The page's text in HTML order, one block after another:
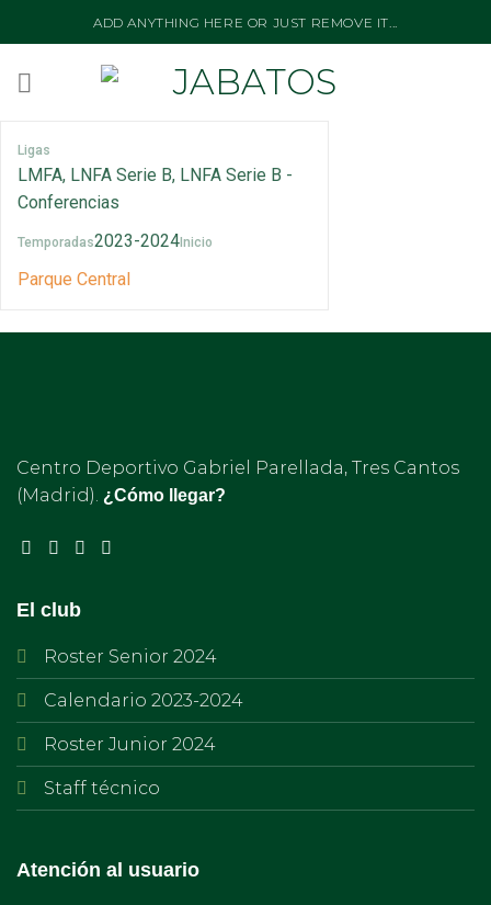
to
ADD ANYTHING HERE OR JUST REMOVE IT...
Ligas
LMFA, LNFA Serie B, LNFA Serie B -
Conferencias
Temporadas2023-2024 Inicio
Parque Central
Centro Deportivo Gabriel Parellada, Tres Cantos
(Madrid). ¿Cómo llegar?
El club
Roster Senior 2024
Calendario 2023-2024
Roster Junior 2024
Staff técnico
Atención al usuario